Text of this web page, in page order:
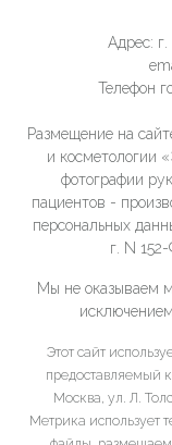
Адрес: г.
Телефон
Размещение на
и косметологии
фотографии
пациентов -
персональных
г. N
Мы не оказываем
Этот сайт
предоставляемый
Москва, ул. Л.
Метрика использует